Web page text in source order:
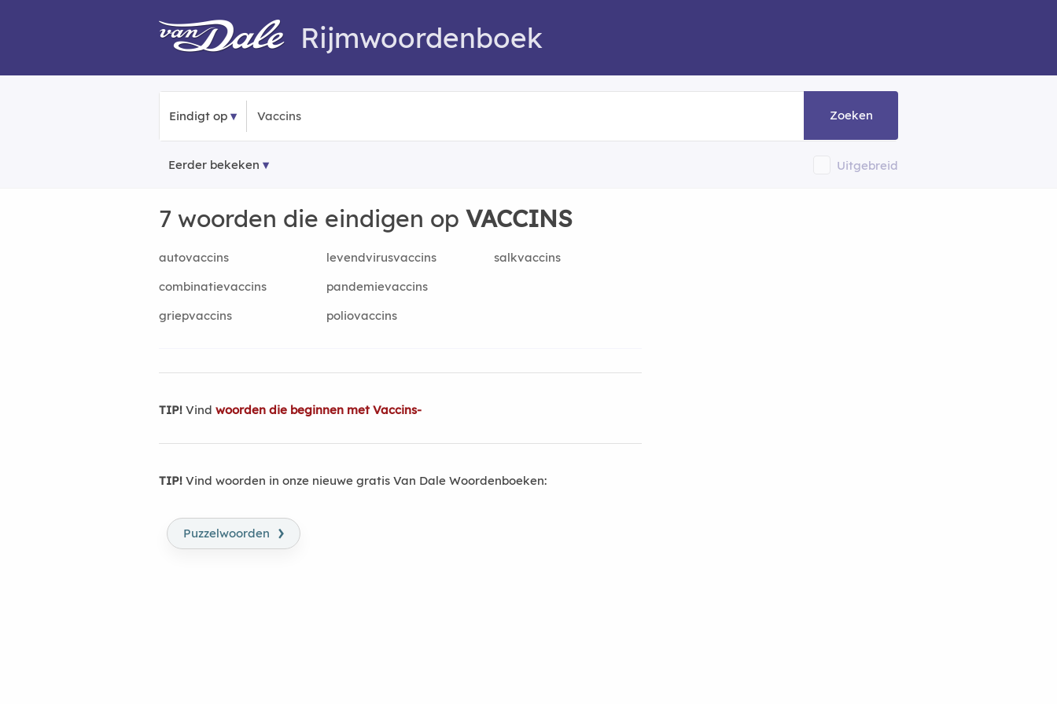
Rijmwoordenboek
Eindigt op Zoeken
Eerder bekeken Uitgebreid
7 woorden die eindigen op VACCINS
autovaccins levendvirusvaccins
salkvaccins
combinatievaccins
pandemievaccins
griepvaccins
poliovaccins
TIP! Vind woorden die beginnen met Vaccins-
TIP! Vind woorden in onze nieuwe gratis Van Dale Woordenboeken:
Puzzelwoorden ›